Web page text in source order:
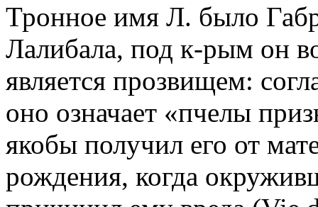
Тронное имя Л. было
Лалибала, под к-рым он
является прозвищем:
оно означает «пчелы
якобы получил его от
рождения, когда